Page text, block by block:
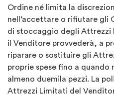
Ordine né limita la
nell’accettare o rifiutare gli
di stoccaggio degli
il Venditore provvederà, a
riparare o sostituire gli
proprie spese fino a
almeno duemila pezzi. La
Attrezzi Limitati del